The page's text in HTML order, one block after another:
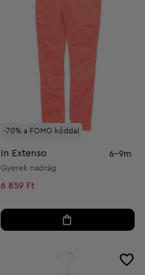
-70% a FOMO kóddal
In Extenso 6-9m
Gyerek nadrág
6 859 Ft